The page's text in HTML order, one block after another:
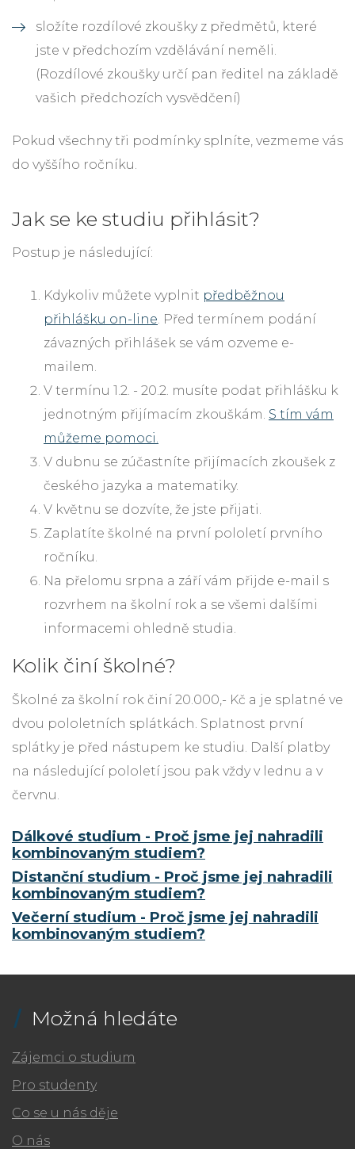
složíte rozdílové zkoušky z předmětů, které
jste v předchozím vzdělávání neměli.
(Rozdílové zkoušky určí pan ředitel na základě
vašich předchozích vysvědčení)
Pokud všechny tři podmínky splníte, vezmeme vás
do vyššího ročníku.
Jak se ke studiu přihlásit?
Postup je následující:
Kdykoliv můžete vyplnit předběžnou
přihlášku on-line. Před termínem podání
závazných přihlášek se vám ozveme e-
mailem.
V termínu 1.2. - 20.2. musíte podat přihlášku k
jednotným přijímacím zkouškám. S tím vám
můžeme pomoci.
V dubnu se zúčastníte přijímacích zkoušek z
českého jazyka a matematiky.
V květnu se dozvíte, že jste přijati.
Zaplatíte školné na první pololetí prvního
ročníku.
Na přelomu srpna a září vám přijde e-mail s
rozvrhem na školní rok a se všemi dalšími
informacemi ohledně studia.
Kolik činí školné?
Školné za školní rok činí 20.000,- Kč a je splatné ve
dvou pololetních splátkách. Splatnost první
splátky je před nástupem ke studiu. Další platby
na následující pololetí jsou pak vždy v lednu a v
červnu.
Dálkové studium - Proč jsme jej nahradili
kombinovaným studiem?
Distanční studium - Proč jsme jej nahradili
kombinovaným studiem?
Večerní studium - Proč jsme jej nahradili
kombinovaným studiem?
Možná hledáte
Zájemci o studium
Pro studenty
Co se u nás děje
O nás